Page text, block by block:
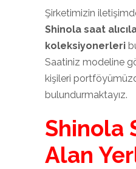
Şirketimizin
Shinola saat
koleksiyonerleri
Saatiniz modeline
kişileri
bulundurmaktayız.
Shinola
Alan